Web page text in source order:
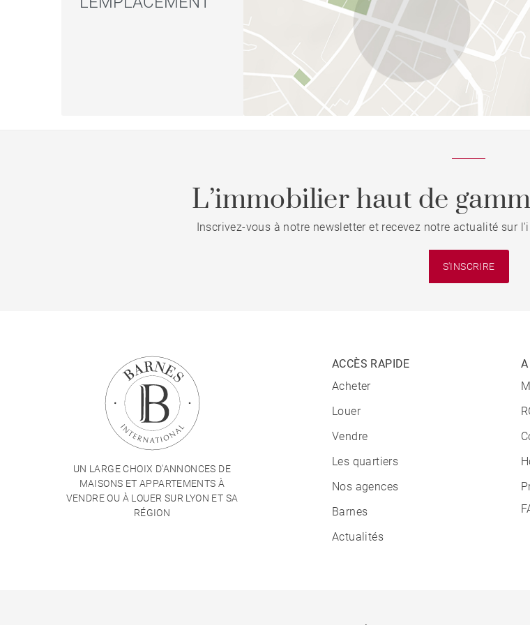
L’immobilier haut de
Inscrivez-vous à notre newsletter et recevez notre actualité sur
S'INSCRIRE
UN LARGE CHOIX D'ANNONCES DE
MAISONS ET APPARTEMENTS À
VENDRE OU À LOUER SUR LYON ET SA
RÉGION
ACCÈS RAPIDE
Acheter
Louer
Vendre
Les quartiers
Nos agences
Barnes
Actualités
A